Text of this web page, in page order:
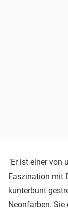
"Er ist einer von
Faszination mit
kunterbunt
Neonfarben.